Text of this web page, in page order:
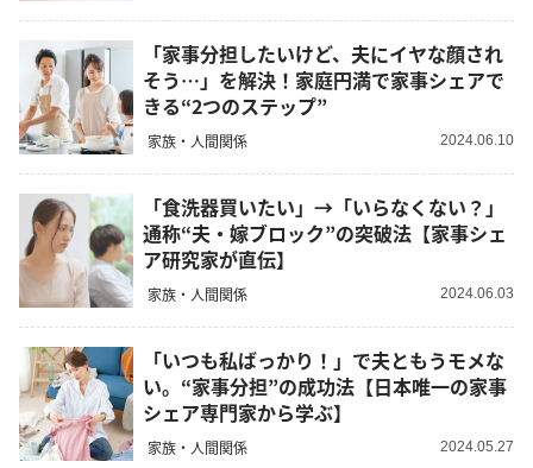
「家事分担したいけど、夫にイヤな顔され
そう…」を解決！家庭円満で家事シェアで
きる“2つのステップ”
家族・人間関係 2024.06.10
「食洗器買いたい」→「いらなくない？」
通称“夫・嫁ブロック”の突破法【家事シェ
ア研究家が直伝】
家族・人間関係 2024.06.03
「いつも私ばっかり！」で夫ともうモメな
い。“家事分担”の成功法【日本唯一の家事
シェア専門家から学ぶ】
家族・人間関係 2024.05.27